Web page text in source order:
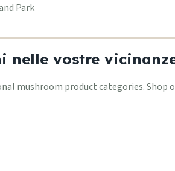
Park
nelle vostre
mushroom product categories.